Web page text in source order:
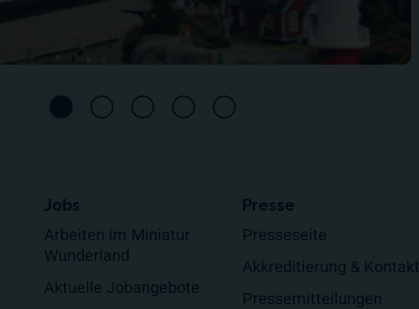
Jobs
Arbeiten im Miniatur
Wunderland
Aktuelle Jobangebote
Presse
Presseseite
Akkreditierung & Kontakt
Pressemitteilungen